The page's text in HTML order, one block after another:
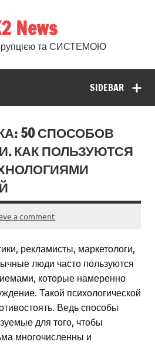
News
та СИСТЕМОЮ
SIDEBAR
50 СПОСОБОВ
КАК ПОЛЬЗУЮТСЯ
a comment
рекламисты, маркетологи,
люди часто пользуются
которые намеренно
Такой психологической
Ведь способы
для того, чтобы
многочисленны и